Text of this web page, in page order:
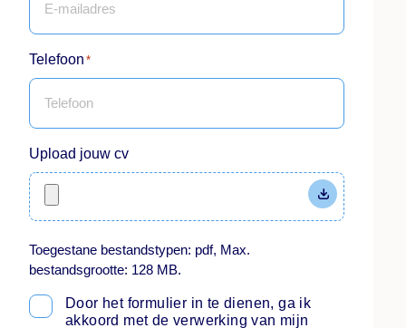
Telefoon *
Upload jouw cv
Toegestane bestandstypen: pdf, Max.
bestandsgrootte: 128 MB.
Instemming *
Door het formulier in te dienen, ga ik
akkoord met de verwerking van mijn